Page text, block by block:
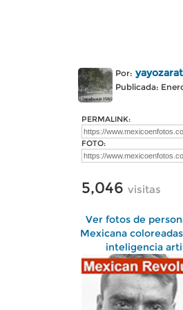
Por:
Publicada:
PERMALINK:
FOTO:
5,046 visitas
Ver fotos de
Mexicana
inteligencia